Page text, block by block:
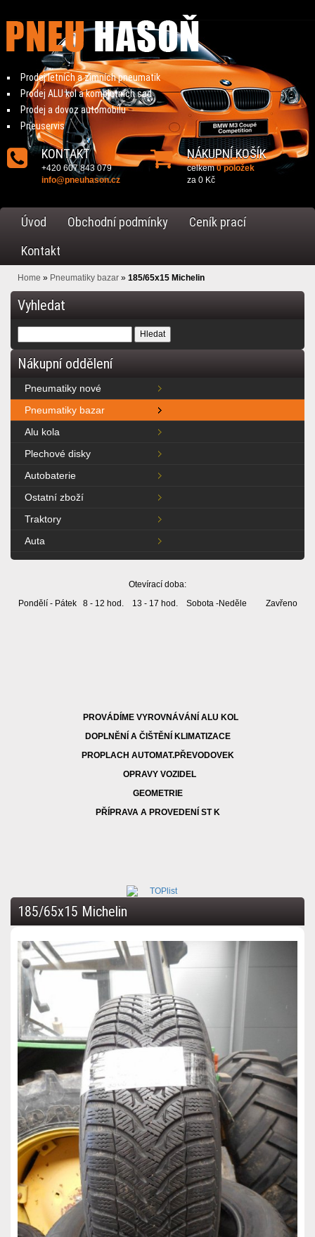
Prodej letních a zimních pneumatik
Prodej ALU kol a kompletních sad
Prodej a dovoz automobilu
Pneuservis
KONTAKT
+420 607 843 079
info@pneuhason.cz
NÁKUPNÍ KOŠÍK
celkem0 položek
za 0 Kč
Úvod Obchodní podmínky
Ceník prací
Kontakt
Home » Pneumatiky bazar » 185/65x15 Michelin
Vyhledat
Nákupní oddělení
Pneumatiky nové
Pneumatiky bazar
Alu kola
Plechové disky
Autobaterie
Ostatní zboží
Traktory
Auta
Otevírací doba:
Pondělí - Pátek 8 - 12 hod. 13 - 17 hod. Sobota -Neděle Zavřeno
PROVÁDÍME VYROVNÁVÁNÍ ALU KOL
DOPLNĚNÍ A ČIŠTĚNÍ KLIMATIZACE
PROPLACH AUTOMAT.PŘEVODOVEK
OPRAVY VOZIDEL
GEOMETRIE
PŘÍPRAVA A PROVEDENÍ ST K
185/65x15 Michelin